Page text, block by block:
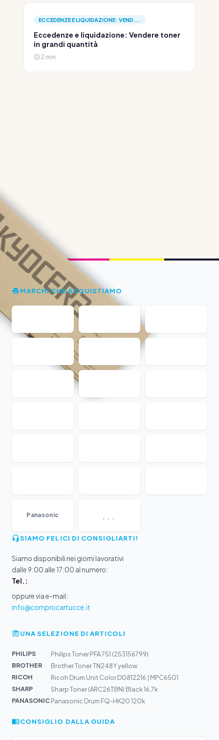
ECCEDENZE E LIQUIDAZIONE: VEND...
Eccedenze e liquidazione: Vendere toner
in grandi quantità
2 min
MARCHI CHE ACQUISTIAMO
Panasonic ...
SIAMO FELICI DI CONSIGLIARTI!
Siamo disponibili nei giorni lavorativi
dalle 9:00 alle 17:00 al numero:
Tel.:
oppure via e-mail:
info@comprocartucce.it
UNA SELEZIONE DI ARTICOLI
PHILIPS
Philips Toner PFA 751 (253156799)
BROTHER
Brother Toner TN248Y yellow
RICOH
Ricoh Drum Unit Color D0812216 | MPC6501
SHARP
Sharp Toner (ARC26TBN) Black 16,7k
PANASONICPanasonic Drum FQ-HK20 120k
CONSIGLIO DALLA GUIDA